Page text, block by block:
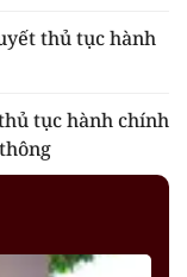
thủ tục hành
tục hành chính